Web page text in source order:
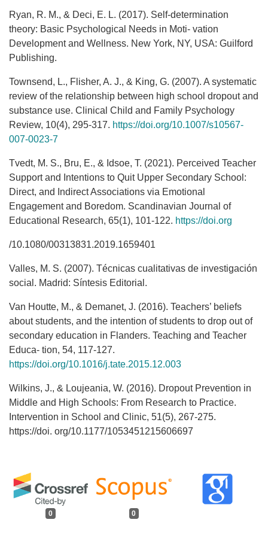
0 0
Ryan, R. M., & Deci, E. L. (2017). Self-determination
theory: Basic Psychological Needs in Moti- vation
Development and Wellness. New York, NY, USA: Guilford
Publishing.
Townsend, L., Flisher, A. J., & King, G. (2007). A systematic
review of the relationship between high school dropout and
substance use. Clinical Child and Family Psychology
Review, 10(4), 295-317. https://doi.org/10.1007/s10567-
007-0023-7
Tvedt, M. S., Bru, E., & Idsoe, T. (2021). Perceived Teacher
Support and Intentions to Quit Upper Secondary School:
Direct, and Indirect Associations via Emotional
Engagement and Boredom. Scandinavian Journal of
Educational Research, 65(1), 101-122. https://doi.org
/10.1080/00313831.2019.1659401
Valles, M. S. (2007). Técnicas cualitativas de investigación
social. Madrid: Síntesis Editorial.
Van Houtte, M., & Demanet, J. (2016). Teachers’ beliefs
about students, and the intention of students to drop out of
secondary education in Flanders. Teaching and Teacher
Educa- tion, 54, 117-127.
https://doi.org/10.1016/j.tate.2015.12.003
Wilkins, J., & Loujeania, W. (2016). Dropout Prevention in
Middle and High Schools: From Research to Practice.
Intervention in School and Clinic, 51(5), 267-275.
https://doi. org/10.1177/1053451215606697